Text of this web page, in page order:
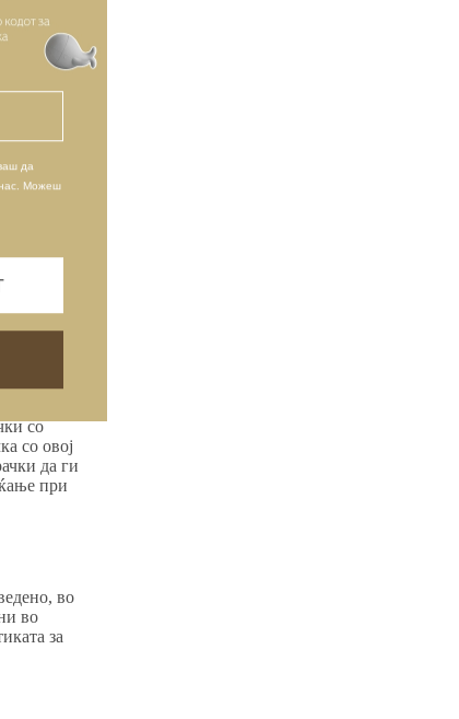
други
на
(Cash
цена на
со
со овој
да ги
при
во
во
за
да
Можеш